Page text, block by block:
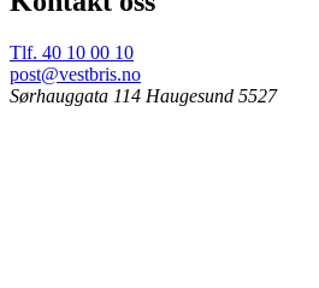
Tlf. 40 10 00 10
post@vestbris.no
Sørhauggata 114 Haugesund 5527